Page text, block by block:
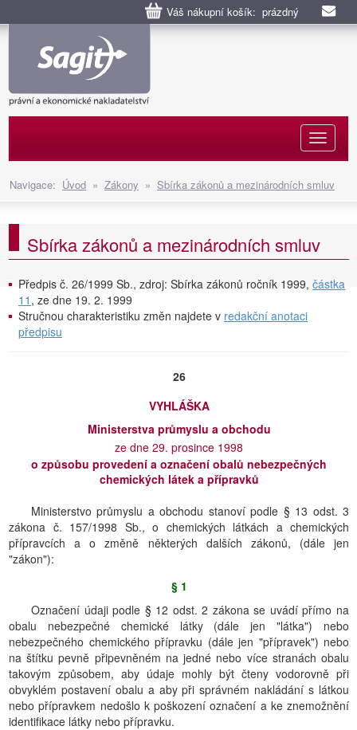
Váš nákupní košík: prázdný
Navigace: Úvod » Zákony » Sbírka zákonů a mezinárodních smluv
Sbírka zákonů a mezinárodních smluv
Předpis č. 26/1999 Sb., zdroj: Sbírka zákonů ročník 1999, částka
11 , ze dne 19. 2. 1999
Stručnou charakteristiku změn najdete v redakční anotaci
předpisu
26
VYHLÁŠKA
Ministerstva průmyslu a obchodu
ze dne 29. prosince 1998
o způsobu provedení a označení obalů nebezpečných
chemických látek a přípravků
Ministerstvo průmyslu a obchodu stanoví podle § 13 odst. 3
zákona č. 157/1998 Sb., o chemických látkách a chemických
přípravcích a o změně některých dalších zákonů, (dále jen
"zákon"):
§ 1
Označení údaji podle § 12 odst. 2 zákona se uvádí přímo na
obalu nebezpečné chemické látky (dále jen "látka") nebo
nebezpečného chemického přípravku (dále jen "přípravek") nebo
na štítku pevně připevněném na jedné nebo více stranách obalu
takovým způsobem, aby údaje mohly být čteny vodorovně při
obvyklém postavení obalu a aby při správném nakládání s látkou
nebo přípravkem nedošlo k poškození označení a ke znemožnění
identifikace látky nebo přípravku.